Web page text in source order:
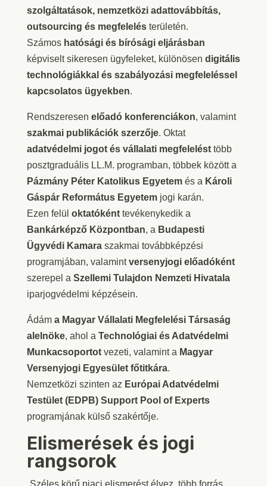
szolgáltatások, nemzetközi adattovábbítás,
outsourcing és megfelelésterületén.
Számos hatósági és bírósági eljárásban
képviselt sikeresen ügyfeleket, különösen digitális
technológiákkal és szabályozási megfeleléssel
kapcsolatos ügyekben.
Rendszeresen előadó konferenciákon, valamint
szakmai publikációk szerzője. Oktat
adatvédelmi jogot és vállalati megfelelésttöbb
posztgraduális LL.M. programban, többek között a
Pázmány Péter Katolikus Egyetemés a Károli
Gáspár Református Egyetemjogi karán.
Ezen felül oktatókénttevékenykedik a
Bankárképző Központban, a Budapesti
Ügyvédi Kamaraszakmai továbbképzési
programjában, valamintversenyjogi előadóként
szerepel a Szellemi Tulajdon Nemzeti Hivatala
iparjogvédelmi képzésein.
Ádám a Magyar Vállalati Megfelelési Társaság
alelnöke, ahol a Technológiai és Adatvédelmi
Munkacsoportotvezeti, valamint a Magyar
Versenyjogi Egyesület főtitkára.
Nemzetközi szinten az Európai Adatvédelmi
Testület (EDPB) Support Pool of Experts
programjának külső szakértője.
Elismerések és jogi
rangsorok
„Széles körű piaci elismerést élvez, több forrás